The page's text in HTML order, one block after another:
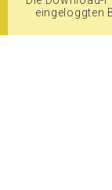
eingeloggten